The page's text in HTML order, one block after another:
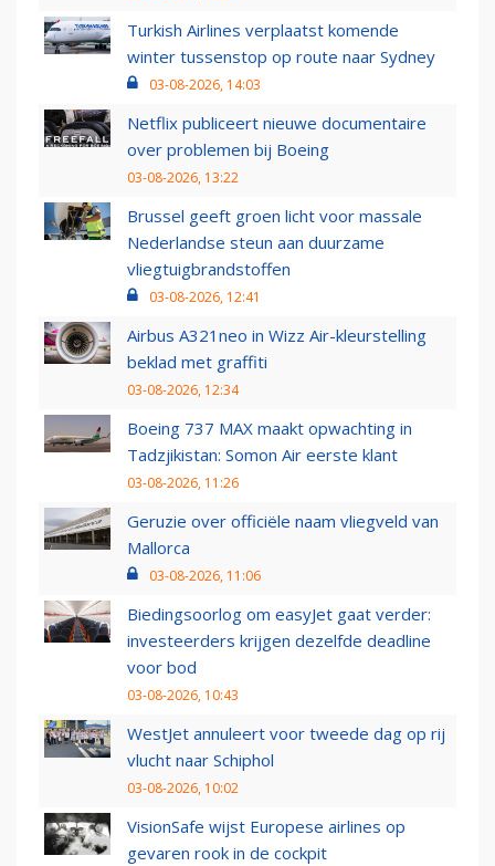
Turkish Airlines verplaatst komende
winter tussenstop op route naar Sydney
03-08-2026, 14:03
Netflix publiceert nieuwe documentaire
over problemen bij Boeing
03-08-2026, 13:22
Brussel geeft groen licht voor massale
Nederlandse steun aan duurzame
vliegtuigbrandstoffen
03-08-2026, 12:41
Airbus A321neo in Wizz Air-kleurstelling
beklad met graffiti
03-08-2026, 12:34
Boeing 737 MAX maakt opwachting in
Tadzjikistan: Somon Air eerste klant
03-08-2026, 11:26
Geruzie over officiële naam vliegveld van
Mallorca
03-08-2026, 11:06
Biedingsoorlog om easyJet gaat verder:
investeerders krijgen dezelfde deadline
voor bod
03-08-2026, 10:43
WestJet annuleert voor tweede dag op rij
vlucht naar Schiphol
03-08-2026, 10:02
VisionSafe wijst Europese airlines op
gevaren rook in de cockpit